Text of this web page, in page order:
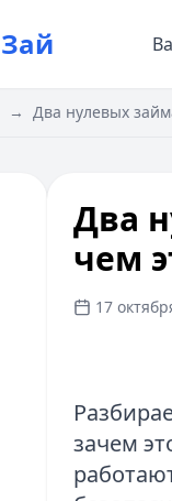
Зай
→ Два нулевых
Два
чем
17
зачем